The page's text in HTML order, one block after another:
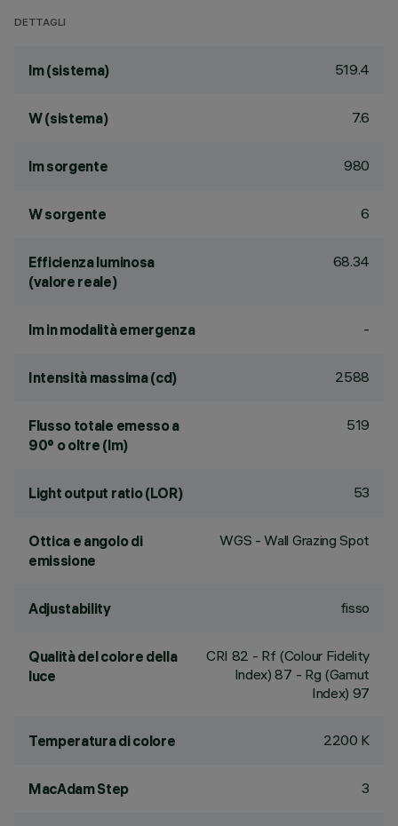
DETTAGLI
lm (sistema) 519.4
W (sistema) 7.6
lm sorgente 980
W sorgente 6
Efficienza luminosa
(valore reale)
68.34
lm in modalità emergenza -
Intensità massima (cd) 2588
Flusso totale emesso a
90° o oltre (lm)
519
Light output ratio (LOR) 53
Ottica e angolo di
emissione
WGS - Wall Grazing Spot
Adjustability fisso
Qualità del colore della
luce
CRI 82 - Rf (Colour Fidelity
Index) 87 - Rg (Gamut
Index) 97
Temperatura di colore 2200 K
MacAdam Step 3